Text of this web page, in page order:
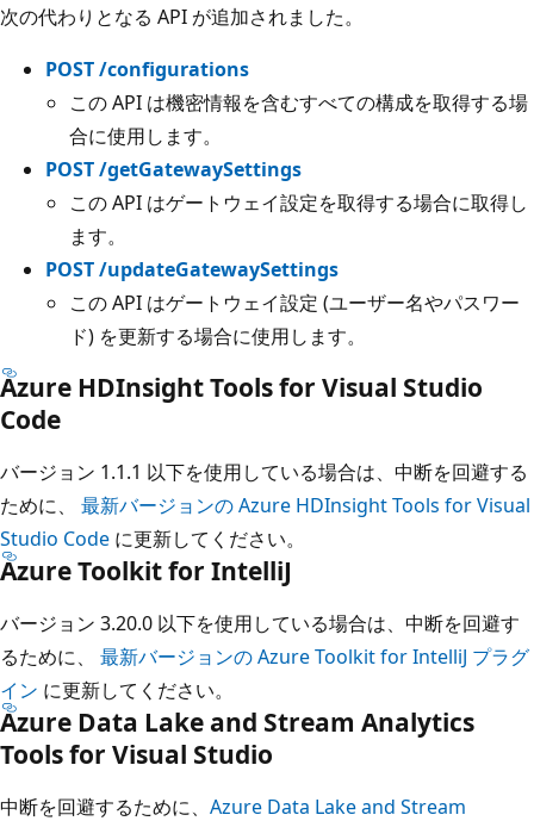
次の代わりとなる API が追加されました。
POST /configurations
この API は機密情報を含むすべての構成を取得する場
合に使用します。
POST /getGatewaySettings
この API はゲートウェイ設定を取得する場合に取得し
ます。
POST /updateGatewaySettings
この API はゲートウェイ設定 (ユーザー名やパスワー
ド) を更新する場合に使用します。
Azure HDInsight Tools for Visual Studio
Code
バージョン 1.1.1 以下を使用している場合は、中断を回避する
ために、 最新バージョンの Azure HDInsight Tools for Visual
Studio Code に更新してください。
Azure Toolkit for IntelliJ
バージョン 3.20.0 以下を使用している場合は、中断を回避す
るために、 最新バージョンの Azure Toolkit for IntelliJ プラグ
イン に更新してください。
Azure Data Lake and Stream Analytics
Tools for Visual Studio
中断を回避するために、 Azure Data Lake and Stream